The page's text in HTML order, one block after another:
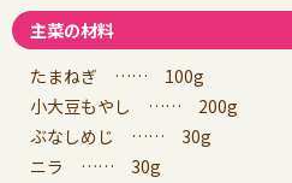
主菜の材料
たまねぎ …… 100g
小大豆もやし …… 200g
ぶなしめじ …… 30g
ニラ …… 30g